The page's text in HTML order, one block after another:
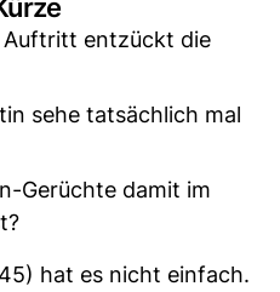
Auftritt entzückt die
sehe tatsächlich mal
Gerüchte damit im
hat es nicht einfach.